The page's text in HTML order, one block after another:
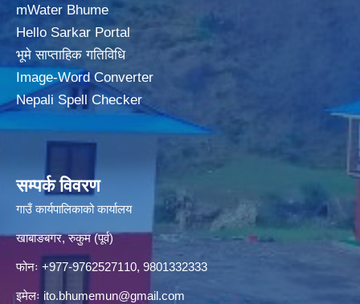
mWater Bhume
Hello Sarkar Portal
भूमे साप्ताहिक गतिविधि
Image-Word Converter
Nepali Spell Checker
सम्पर्क विवरण
गाउँ कार्यपालिकाको कार्यालय
खाबाङबगर, रुकुम (पूर्व)
फोनः +977-9762527110, 9801332333
इमेलः ito.bhumemun@gmail.com